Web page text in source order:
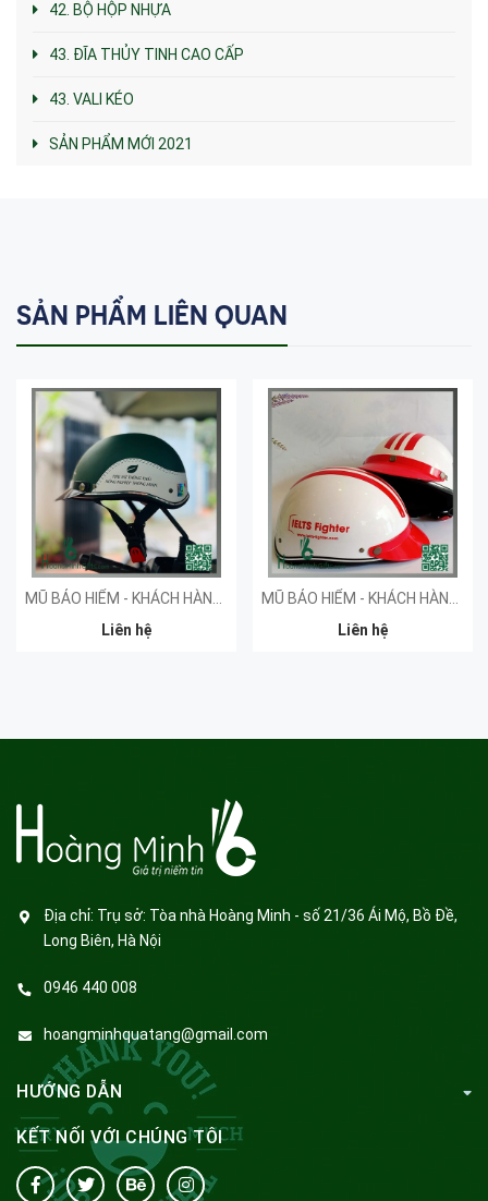
42. BỘ HỘP NHỰA
43. ĐĨA THỦY TINH CAO CẤP
43. VALI KÉO
SẢN PHẨM MỚI 2021
SẢN PHẨM LIÊN QUAN
Liên hệ
Liên hệ
Địa chỉ: Trụ sở: Tòa nhà Hoàng Minh - số 21/36 Ái Mộ, Bồ Đề,
Long Biên, Hà Nội
0946 440 008
hoangminhquatang@gmail.com
HƯỚNG DẪN
KẾT NỐI VỚI CHÚNG TÔI